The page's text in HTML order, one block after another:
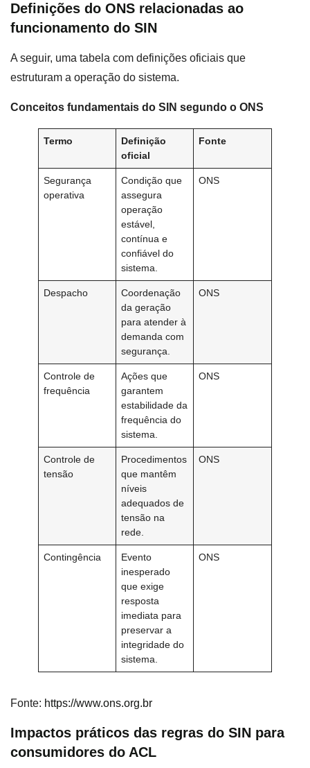
Definições do ONS relacionadas ao
funcionamento do SIN
A seguir, uma tabela com definições oficiais que
estruturam a operação do sistema.
Conceitos fundamentais do SIN segundo o ONS
Termo
Definição
oficial
Fonte
Segurança
operativa
Condição que
assegura
operação
estável,
contínua e
confiável do
sistema.
ONS
Despacho
Coordenação
da geração
para atender à
demanda com
segurança.
ONS
Controle de
frequência
Ações que
garantem
estabilidade da
frequência do
sistema.
ONS
Controle de
tensão
Procedimentos
que mantêm
níveis
adequados de
tensão na
rede.
ONS
Contingência
Evento
inesperado
que exige
resposta
imediata para
preservar a
integridade do
sistema.
ONS
Fonte: https://www.ons.org.br
Impactos práticos das regras do SIN para
consumidores do ACL